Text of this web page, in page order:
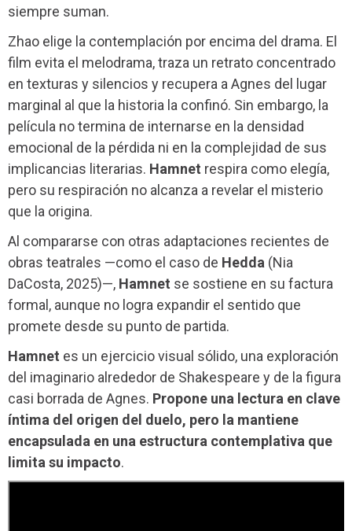
siempre suman.
Zhao elige la contemplación por encima del drama. El
film evita el melodrama, traza un retrato concentrado
en texturas y silencios y recupera a Agnes del lugar
marginal al que la historia la confinó. Sin embargo, la
película no termina de internarse en la densidad
emocional de la pérdida ni en la complejidad de sus
implicancias literarias. Hamnet respira como elegía,
pero su respiración no alcanza a revelar el misterio
que la origina.
Al compararse con otras adaptaciones recientes de
obras teatrales —como el caso de Hedda (Nia
DaCosta, 2025)—, Hamnet se sostiene en su factura
formal, aunque no logra expandir el sentido que
promete desde su punto de partida.
Hamnet es un ejercicio visual sólido, una exploración
del imaginario alrededor de Shakespeare y de la figura
casi borrada de Agnes. Propone una lectura en clave
íntima del origen del duelo, pero la mantiene
encapsulada en una estructura contemplativa que
limita su impacto.